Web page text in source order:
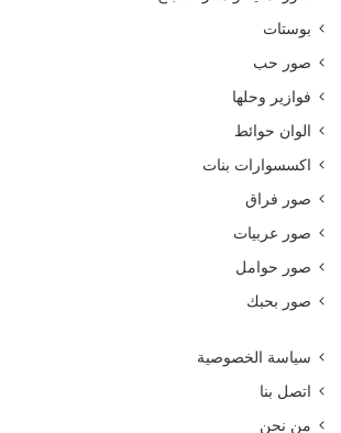
بوستات
صور حب
فوازير وحلها
الوان حوائط
اكسسوارات بنات
صور فراق
صور عربيات
صور حوامل
صور بحبك
سياسة الخصوصية
اتصل بنا
من نحن